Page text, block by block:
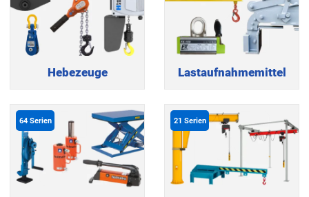
Hebezeuge Lastaufnahmemittel
64 Serien 21 Serien